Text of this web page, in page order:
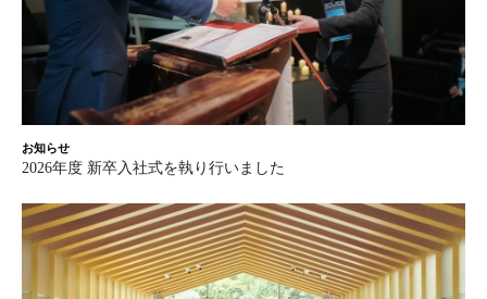
お知らせ
2026年度 新卒入社式を執り行いました